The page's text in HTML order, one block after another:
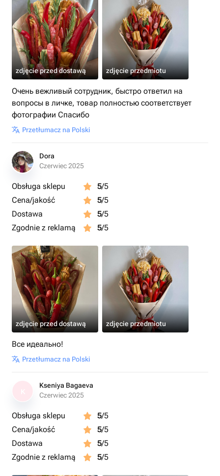
zdjęcie przed dostawą zdjęcie przedmiotu
Очень вежливый сотрудник, быстро ответил на
вопросы в личке, товар полностью соответствует
фотографии Спасибо
Przetłumacz na Polski
Dora
Czerwiec 2025
Obsługa sklepu 5/5
Cena/jakość
5/5
Dostawa
5/5
Zgodnie z reklamą
5/5
zdjęcie przed dostawą zdjęcie przedmiotu
Все идеально!
Przetłumacz na Polski
Kseniya Bagaeva
Czerwiec 2025
Obsługa sklepu 5/5
Cena/jakość
5/5
Dostawa
5/5
Zgodnie z reklamą
5/5